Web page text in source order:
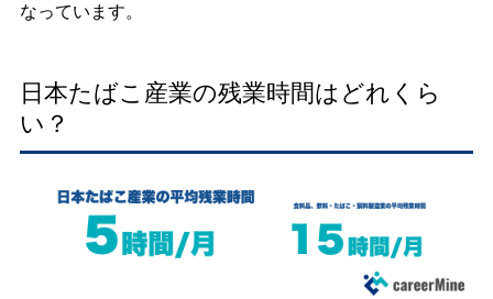
なっています。
日本たばこ産業の残業時間はどれくら
い？